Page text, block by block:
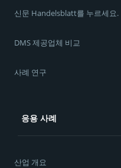
신문 Handelsblatt를 누르세요.
DMS 제공업체 비교
사례 연구
응용 사례
산업 개요